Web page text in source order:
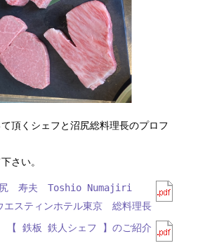
頂くシェフと沼尻総料理長のプロフ
さい。
尻 寿夫 Toshio Numajiri
エスティンホテル東京 総料理長
【 鉄板 鉄人シェフ 】のご紹介